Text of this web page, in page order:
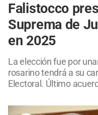
Falistocco
Suprema de
en 2025
La elección fue por
rosarino tendrá a su
Electoral. Último